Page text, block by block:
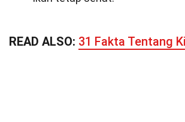
READ ALSO: 31 Fakta Tentang